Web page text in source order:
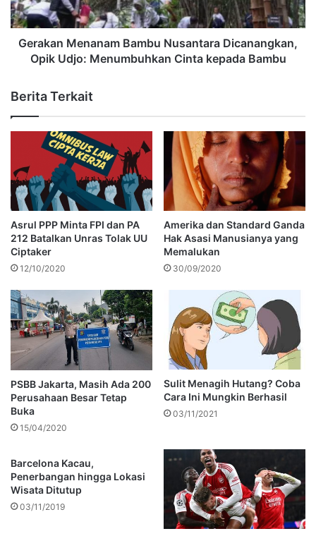
Gerakan Menanam Bambu Nusantara Dicanangkan,
Opik Udjo: Menumbuhkan Cinta kepada Bambu
Berita Terkait
Asrul PPP Minta FPI dan PA
212 Batalkan Unras Tolak UU
Ciptaker
12/10/2020
Amerika dan Standard Ganda
Hak Asasi Manusianya yang
Memalukan
30/09/2020
PSBB Jakarta, Masih Ada 200
Perusahaan Besar Tetap
Buka
15/04/2020
Sulit Menagih Hutang? Coba
Cara Ini Mungkin Berhasil
03/11/2021
Barcelona Kacau,
Penerbangan hingga Lokasi
Wisata Ditutup
03/11/2019